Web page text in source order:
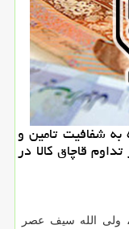
شفافیت تامین و
قاچاق كالا در
ولی الله سیف عصر